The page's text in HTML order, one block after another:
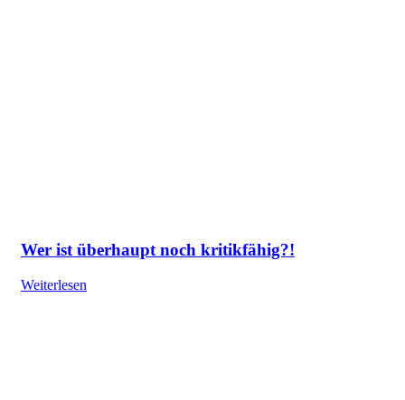
Wer ist überhaupt noch kritikfähig?!
Weiterlesen